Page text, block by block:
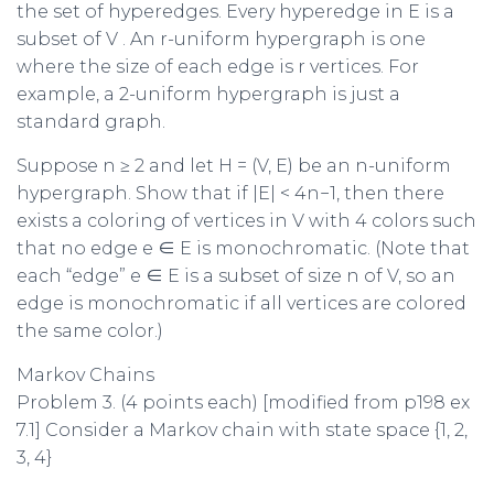
the set of hyperedges. Every hyperedge in E is a
subset of V . An r-uniform hypergraph is one
where the size of each edge is r vertices. For
example, a 2-uniform hypergraph is just a
standard graph.
Suppose n ≥ 2 and let H = (V, E) be an n-uniform
hypergraph. Show that if E < 4n−1, then there
exists a coloring of vertices in V with 4 colors such
that no edge e ∈ E is monochromatic. (Note that
each “edge” e ∈ E is a subset of size n of V, so an
edge is monochromatic if all vertices are colored
the same color.)
Markov Chains
Problem 3. (4 points each) [modified from p198 ex
7.1] Consider a Markov chain with state space {1, 2,
3, 4}